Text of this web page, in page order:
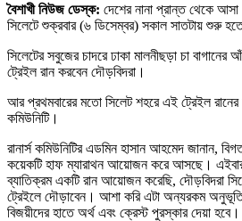
বৈশাখী নিউজ ডেস্ক: দেশের নানা প্রান্ত থেকে
সিলেটে শুক্রবার (৬ ডিসেম্বর) সকাল সাতটায় শুরু
সিলেটের সবুজের চাদরে ঢাকা মালনীছড়া চা
ট্রেইল রান করবেন দৌড়বিদরা।
আর প্রথমবারের মতো সিলেট শহরে এই ট্রেইল রানের
কমিউনিটি।
রানার্স কমিউনিটির এডমিন হাসান আহমেদ জানান,
কয়েকটি হাফ ম্যারাথন আয়োজন করে আসছে।
ব্যাতিক্রম একটি রান আয়োজন করেছি, দৌড়বিদরা
ট্রেইলে দৌড়াবেন। আশা করি এটা অন্যরকম
বিজয়ীদের হাতে অর্থ এবং ক্রেস্ট পুরস্কার দেয়া হবে।